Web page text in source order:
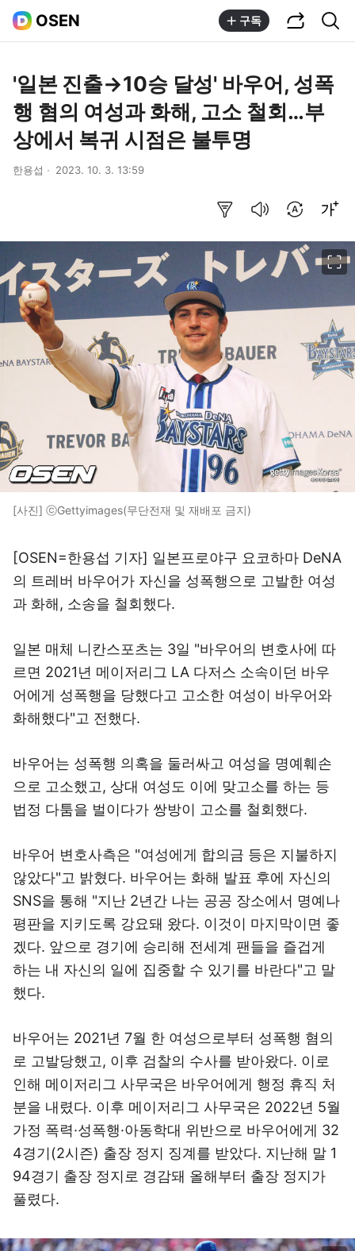
OSEN 구독
'일본 진출→10승 달성' 바우어, 성폭
행 혐의 여성과 화해, 고소 철회…부
상에서 복귀 시점은 불투명
한용섭 2023. 10. 3. 13:59
[사진] ⓒGettyimages(무단전재 및 재배포 금지)
[OSEN=한용섭 기자] 일본프로야구 요코하마 DeNA
의 트레버 바우어가 자신을 성폭행으로 고발한 여성
과 화해, 소송을 철회했다.
일본 매체 니칸스포츠는 3일 "바우어의 변호사에 따
르면 2021년 메이저리그 LA 다저스 소속이던 바우
어에게 성폭행을 당했다고 고소한 여성이 바우어와
화해했다"고 전했다.
바우어는 성폭행 의혹을 둘러싸고 여성을 명예훼손
으로 고소했고, 상대 여성도 이에 맞고소를 하는 등
법정 다툼을 벌이다가 쌍방이 고소를 철회했다.
바우어 변호사측은 "여성에게 합의금 등은 지불하지
않았다"고 밝혔다. 바우어는 화해 발표 후에 자신의
SNS을 통해 "지난 2년간 나는 공공 장소에서 명예나
평판을 지키도록 강요돼 왔다. 이것이 마지막이면 좋
겠다. 앞으로 경기에 승리해 전세계 팬들을 즐겁게
하는 내 자신의 일에 집중할 수 있기를 바란다"고 말
했다.
바우어는 2021년 7월 한 여성으로부터 성폭행 혐의
로 고발당했고, 이후 검찰의 수사를 받아왔다. 이로
인해 메이저리그 사무국은 바우어에게 행정 휴직 처
분을 내렸다. 이후 메이저리그 사무국은 2022년 5월
가정 폭력·성폭행·아동학대 위반으로 바우어에게 32
4경기(2시즌) 출장 정지 징계를 받았다. 지난해 말 1
94경기 출장 정지로 경감돼 올해부터 출장 정지가
풀렸다.